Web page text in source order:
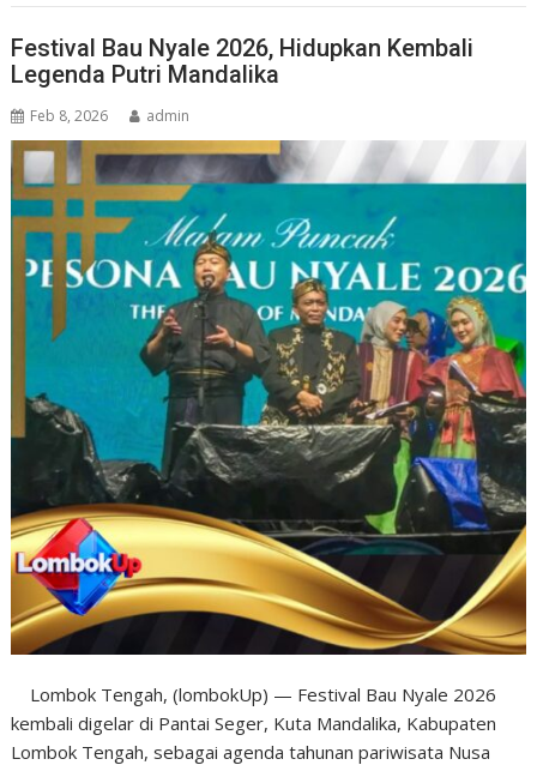
Festival Bau Nyale 2026, Hidupkan Kembali
Legenda Putri Mandalika
Feb 8, 2026 admin
Lombok Tengah, (lombokUp) — Festival Bau Nyale 2026
kembali digelar di Pantai Seger, Kuta Mandalika, Kabupaten
Lombok Tengah, sebagai agenda tahunan pariwisata Nusa